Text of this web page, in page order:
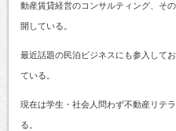
動産賃貸経営のコンサルティング、そ
開している。
最近話題の民泊ビジネスにも参入して
ている。
現在は学生・社会人問わず不動産リテ
る。